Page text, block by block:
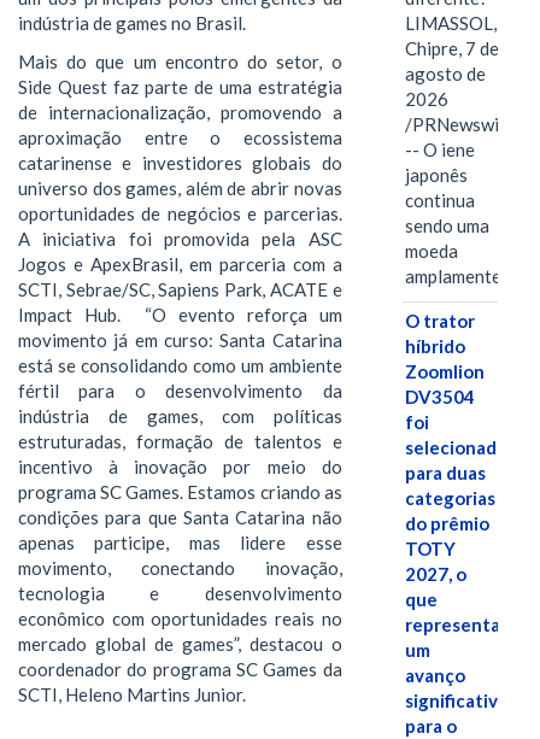
indústria de games no Brasil.
Mais do que um encontro do setor, o
Side Quest faz parte de uma estratégia
de internacionalização, promovendo a
aproximação entre o ecossistema
catarinense e investidores globais do
universo dos games, além de abrir novas
oportunidades de negócios e parcerias.
A iniciativa foi promovida pela ASC
Jogos e ApexBrasil, em parceria com a
SCTI, Sebrae/SC, Sapiens Park, ACATE e
Impact Hub. “O evento reforça um
movimento já em curso: Santa Catarina
está se consolidando como um ambiente
fértil para o desenvolvimento da
indústria de games, com políticas
estruturadas, formação de talentos e
incentivo à inovação por meio do
programa SC Games. Estamos criando as
condições para que Santa Catarina não
apenas participe, mas lidere esse
movimento, conectando inovação,
tecnologia e desenvolvimento
econômico com oportunidades reais no
mercado global de games”, destacou o
coordenador do programa SC Games da
SCTI, Heleno Martins Junior.
LIMASSOL,
Chipre, 7 de
agosto de
2026
/PRNewswire/
-- O iene
japonês
continua
sendo uma
moeda
amplamente…
O trator
híbrido
Zoomlion
DV3504
foi
selecionado
para duas
categorias
do prêmio
TOTY
2027, o
que
representa
um
avanço
significativo
para o